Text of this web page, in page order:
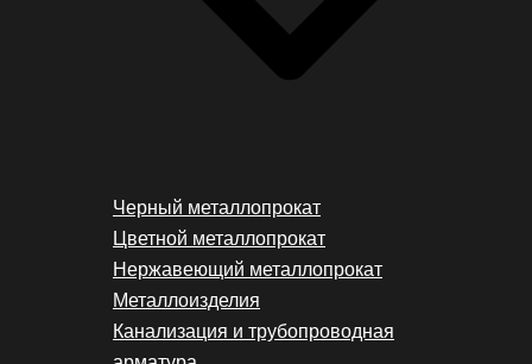
Черный металлопрокат
Цветной металлопрокат
Нержавеющий металлопрокат
Металлоизделия
Канализация и трубопроводная